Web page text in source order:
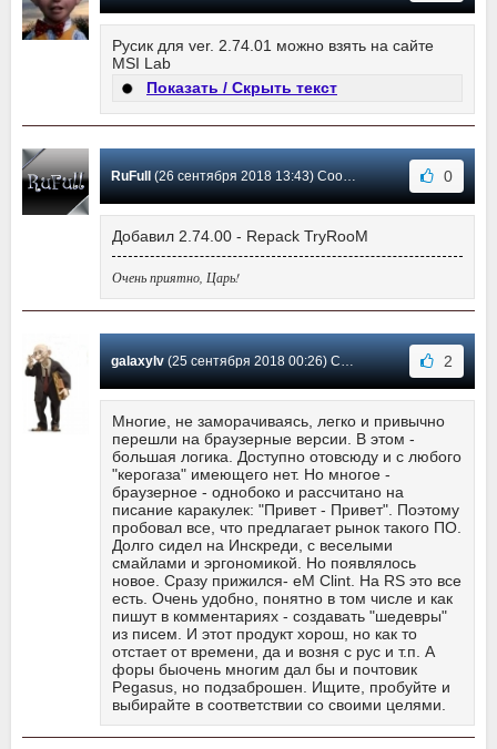
Русик для ver. 2.74.01 можно взять на сайте
MSI Lab
Показать / Скрыть текст
RuFull (26 сентября 2018 13:43) Сообщение #104 0
Добавил 2.74.00 - Repack TryRooM
Очень приятно, Царь!
galaxylv(25 сентября 2018 00:26) Сообщение #103 2
Многие, не заморачиваясь, легко и привычно
перешли на браузерные версии. В этом -
большая логика. Доступно отовсюду и с любого
"керогаза" имеющего нет. Но многое -
браузерное - однобоко и рассчитано на
писание каракулек: "Привет - Привет". Поэтому
пробовал все, что предлагает рынок такого ПО.
Долго сидел на Инскреди, с веселыми
смайлами и эргономикой. Но появлялось
новое. Сразу прижился- eM Clint. На RS это все
есть. Очень удобно, понятно в том числе и как
пишут в комментариях - создавать "шедевры"
из писем. И этот продукт хорош, но как то
отстает от времени, да и возня с рус и т.п. А
форы быочень многим дал бы и почтовик
Pegasus, но подзаброшен. Ищите, пробуйте и
выбирайте в соответствии со своими целями.